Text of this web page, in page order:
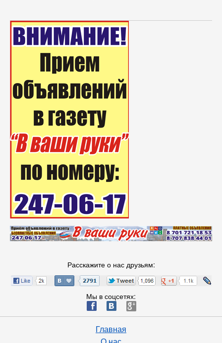
Расскажите о нас друзьям:
Мы в соцсетях:
ä æ è
Главная